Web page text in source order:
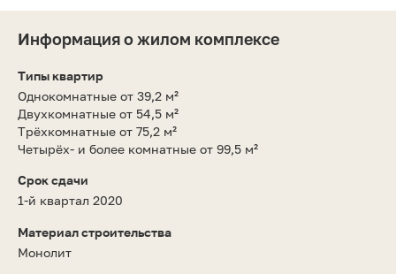
Информация о жилом комплексе
Типы квартир
Однокомнатные от 39,2 м²
Двухкомнатные от 54,5 м²
Трёхкомнатные от 75,2 м²
Четырёх- и более комнатные от 99,5 м²
Срок сдачи
1-й квартал 2020
Материал строительства
Монолит